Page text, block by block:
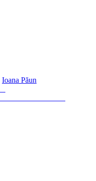
Ioana Păun